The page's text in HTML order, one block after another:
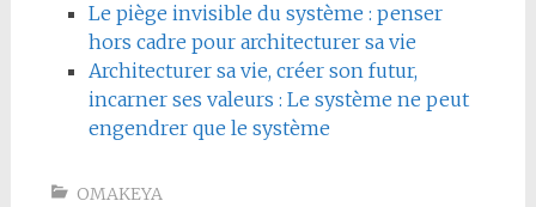
Le piège invisible du système : penser
hors cadre pour architecturer sa vie
Architecturer sa vie, créer son futur,
incarner ses valeurs : Le système ne peut
engendrer que le système
OMAKEYA